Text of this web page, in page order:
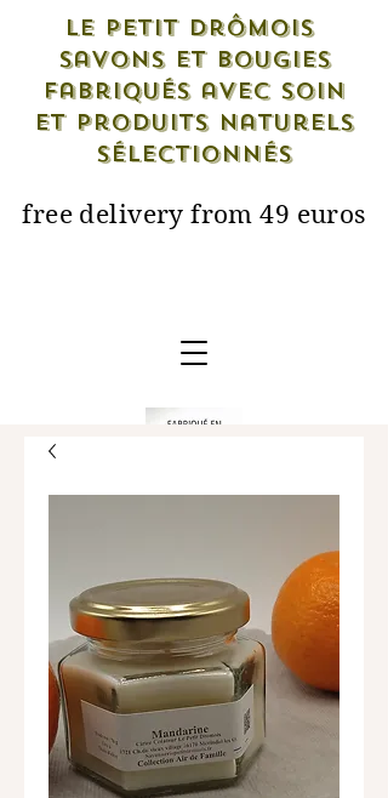
Le petit drômois
savons et bougies
fabriqués avec soin
et produits naturels
sélectionnés
free delivery from 49 euros